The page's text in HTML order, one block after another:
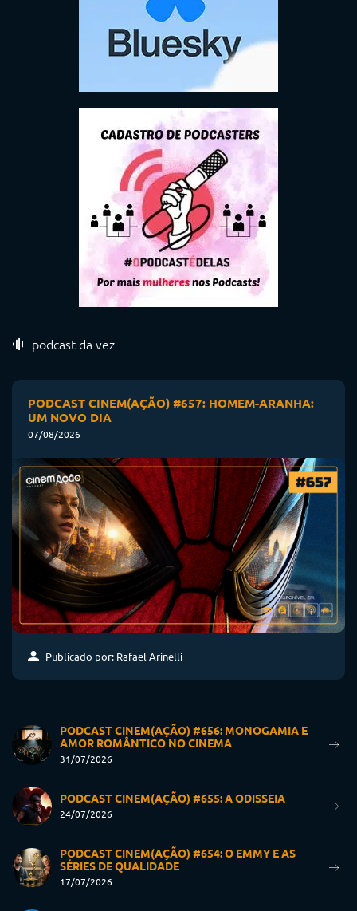
podcast da vez
PODCAST CINEM(AÇÃO) #657: HOMEM-ARANHA:
UM NOVO DIA
07/08/2026
Publicado por: Rafael Arinelli
PODCAST CINEM(AÇÃO) #656: MONOGAMIA E
AMOR ROMÂNTICO NO CINEMA
31/07/2026
PODCAST CINEM(AÇÃO) #655: A ODISSEIA
24/07/2026
PODCAST CINEM(AÇÃO) #654: O EMMY E AS
SÉRIES DE QUALIDADE
17/07/2026